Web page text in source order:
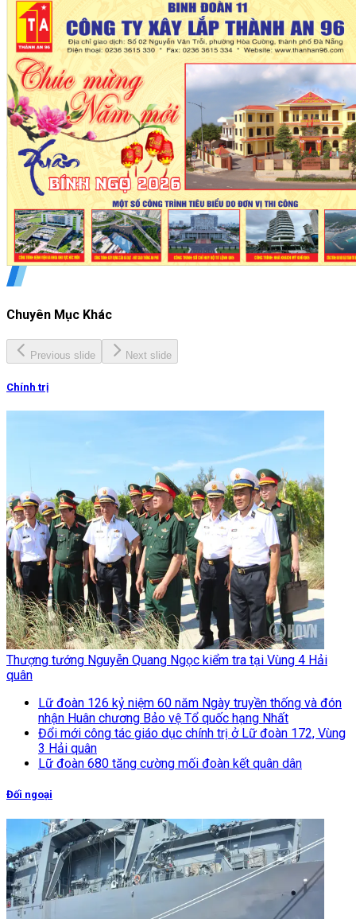
Chuyên Mục Khác
Previous slide Next slide
Chính trị
Thượng tướng Nguyễn Quang Ngọc kiểm tra tại Vùng 4 Hải
quân
Lữ đoàn 126 kỷ niệm 60 năm Ngày truyền thống và đón
nhận Huân chương Bảo vệ Tổ quốc hạng Nhất
Đổi mới công tác giáo dục chính trị ở Lữ đoàn 172, Vùng
3 Hải quân
Lữ đoàn 680 tăng cường mối đoàn kết quân dân
Đối ngoại